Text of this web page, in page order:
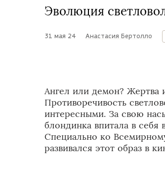
Эволюция
31 мая 24 Анастасия Бертолло
Ангел или демон? Жертва
Противоречивость
интересными. За свою
блондинка впитала в
Специально ко
развивался этот образ в